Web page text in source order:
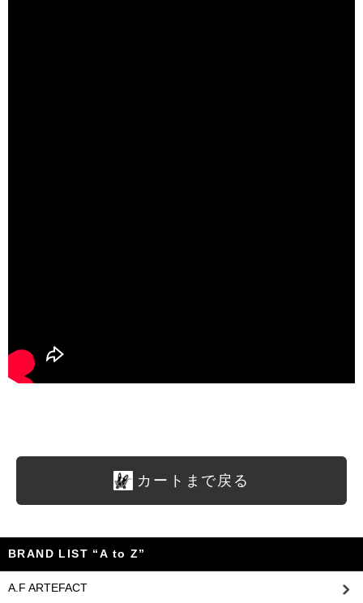
カートまで戻る
BRAND LIST “A to Z”
A.F ARTEFACT